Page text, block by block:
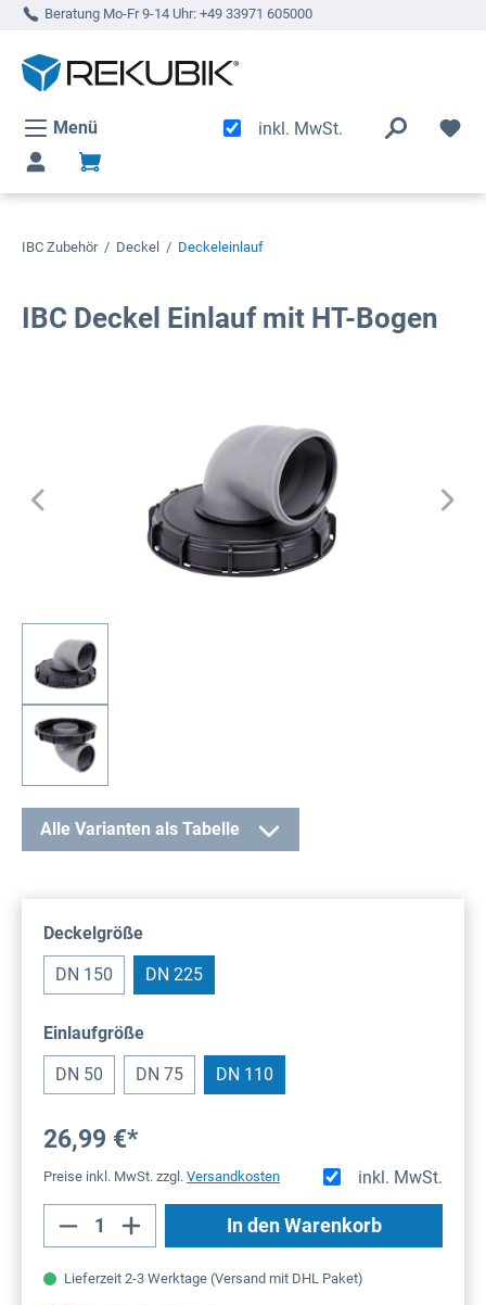
springen
Beratung Mo-Fr 9-14 Uhr: +49 33971 605000
Menü inkl. MwSt.
IBC Zubehör / Deckel / Deckeleinlauf
IBC Deckel Einlauf mit HT-Bogen
Alle Varianten als Tabelle
Deckelgrößeauswählen
DN 150 DN 225
Einlaufgrößeauswählen
DN 50 DN 75 DN 110
26,99 €*
inkl. MwSt.
Preise inkl. MwSt. zzgl. Versandkosten
Produkt Anzahl: Gib den gewünschten
In den Warenkorb
Lieferzeit 2-3 Werktage (Versand mit DHL Paket)